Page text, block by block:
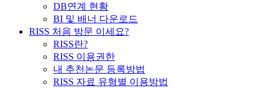
DB연계 현황
BI 및 배너 다운로드
RISS 처음 방문 이세요?
RISS란?
RISS 이용권한
내 추천논문 등록방법
RISS 자료 유형별 이용방법